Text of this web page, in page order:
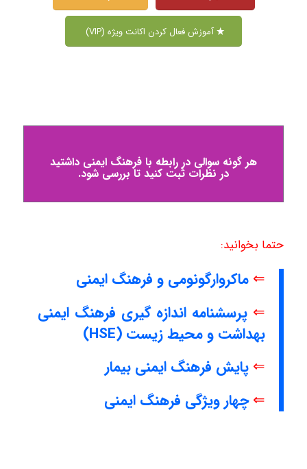
آموزش فعال کردن اکانت ویژه (VIP)
هر گونه سوالی در رابطه با فرهنگ ایمنی داشتید
در نظرات ثبت کنید تا بررسی شود.
حتما بخوانید:
⇐ ماکروارگونومی و فرهنگ ایمنی
⇐ پرسشنامه اندازه گیری فرهنگ ایمنی
بهداشت و محیط زیست (HSE)
⇐ پایش فرهنگ ایمنی بیمار
⇐چهار ویژگی فرهنگ ایمنی